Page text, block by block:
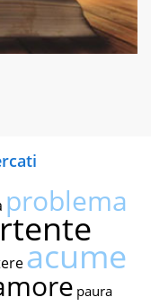
problema
acume
paura